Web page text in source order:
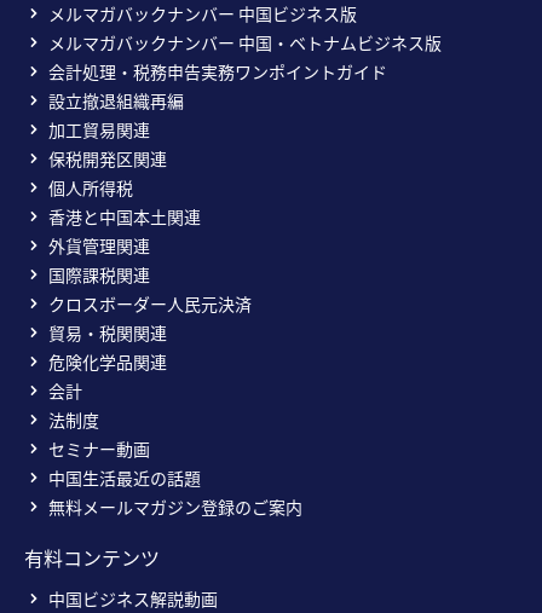
メルマガバックナンバー 中国ビジネス版
メルマガバックナンバー 中国・ベトナムビジネス版
会計処理・税務申告実務ワンポイントガイド
設立撤退組織再編
加工貿易関連
保税開発区関連
個人所得税
香港と中国本土関連
外貨管理関連
国際課税関連
クロスボーダー人民元決済
貿易・税関関連
危険化学品関連
会計
法制度
セミナー動画
中国生活最近の話題
無料メールマガジン登録のご案内
有料コンテンツ
中国ビジネス解説動画